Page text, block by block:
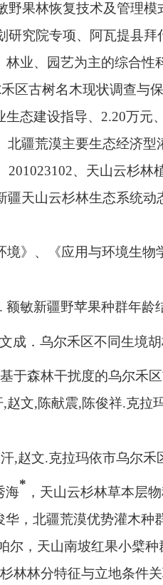
果林恢复技术及管理模
究院专项、阿瓦提县
业、园艺为主的综合性
区古树名木现状调查与
态建设指导、 2.20万元
北疆荒漠主要生态经济型
201023102、天山云杉林
疆天山云杉林生态系统动
》、《应用与环境生
. 额敏新疆野苹果种群年龄
文成．乌尔禾区不同生境
基于森林干扰度的乌尔禾
,赵文,陈献震,陈俊祥.克拉
,赵文.克拉玛依市乌尔禾
海
*
，天山云杉林草本层
华，北疆荒漠优势灌木种
尔，天山南坡红果小檗
林林分特征与立地条件